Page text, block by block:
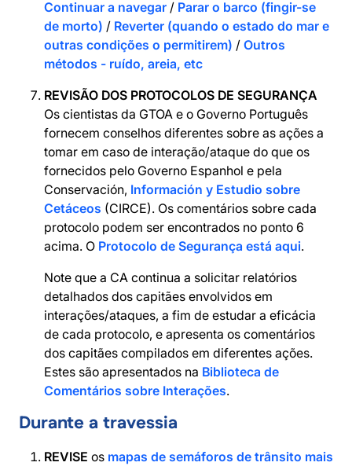
Continuar a navegar / Parar o barco (fingir-se
de morto) / Reverter (quando o estado do mar e
outras condições o permitirem) / Outros
métodos - ruído, areia, etc
REVISÃO DOS PROTOCOLOS DE SEGURANÇA
Os cientistas da GTOA e o Governo Português
fornecem conselhos diferentes sobre as ações a
tomar em caso de interação/ataque do que os
fornecidos pelo Governo Espanhol e pela
Conservación, Información y Estudio sobre
Cetáceos (CIRCE). Os comentários sobre cada
protocolo podem ser encontrados no ponto 6
acima. O Protocolo de Segurança está aqui.
Note que a CA continua a solicitar relatórios
detalhados dos capitães envolvidos em
interações/ataques, a fim de estudar a eficácia
de cada protocolo, e apresenta os comentários
dos capitães compilados em diferentes ações.
Estes são apresentados na Biblioteca de
Comentários sobre Interações.
Durante a travessia
REVISE os mapas de semáforos de trânsito mais